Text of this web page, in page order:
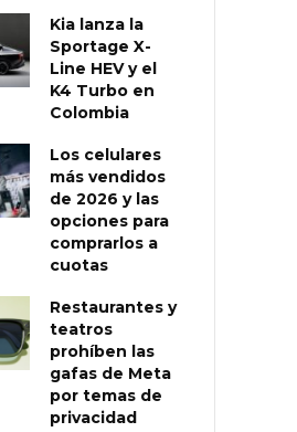
Kia lanza la
Sportage X-
Line HEV y el
K4 Turbo en
Colombia
Los celulares
más vendidos
de 2026 y las
opciones para
comprarlos a
cuotas
Restaurantes y
teatros
prohíben las
gafas de Meta
por temas de
privacidad